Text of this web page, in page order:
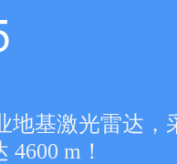
基激光雷达，
m！